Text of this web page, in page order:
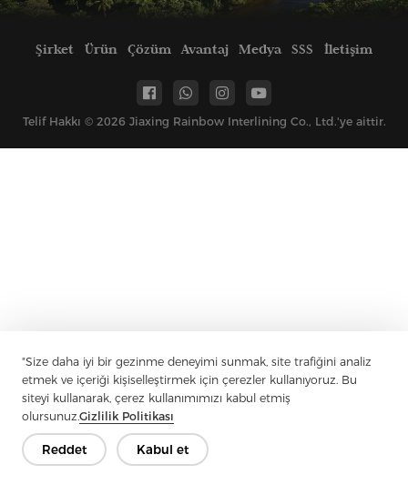
"Size daha iyi bir gezinme deneyimi sunmak, site trafiğini analiz
etmek ve içeriği kişiselleştirmek için çerezler kullanıyoruz. Bu
siteyi kullanarak, çerez kullanımımızı kabul etmiş
olursunuz.Gizlilik Politikası
Reddet Kabul et
Şirket Ürün Çözüm Avantaj Medya SSS İletişim
Telif Hakkı © 2026 Jiaxing Rainbow Interlining Co., Ltd.'ye aittir.